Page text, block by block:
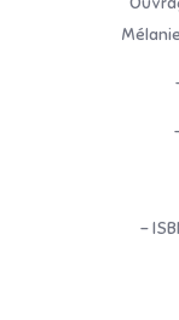
Mélanie
–